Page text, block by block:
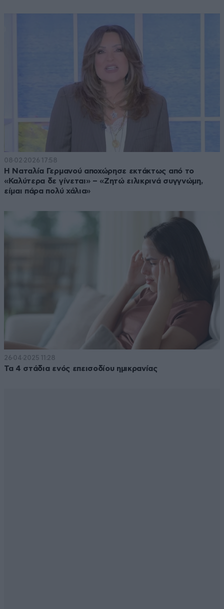
08·02·2026 17:58
Η Ναταλία Γερμανού αποχώρησε εκτάκτως από το
«Καλύτερα δε γίνεται» – «Ζητώ ειλικρινά συγγνώμη,
είμαι πάρα πολύ χάλια»
26·04·2025 11:28
Τα 4 στάδια ενός επεισοδίου ημικρανίας